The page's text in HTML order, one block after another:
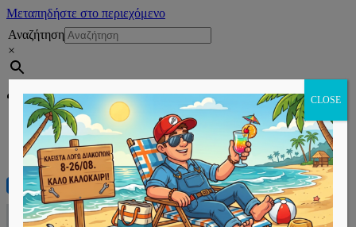
Μεταπηδήστε στο περιεχόμενο
Αναζήτηση
×
Εγγραφή
Αρχική
CLOSE